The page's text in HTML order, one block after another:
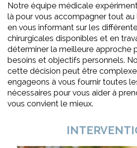
Notre équipe médicale
là pour vous accompagner tout au
en vous informant sur les
chirurgicales disponibles et en
déterminer la meilleure approche
besoins et objectifs personnels.
cette décision peut être
engageons à vous fournir toutes
nécessaires pour vous aider à
vous convient le mieux.